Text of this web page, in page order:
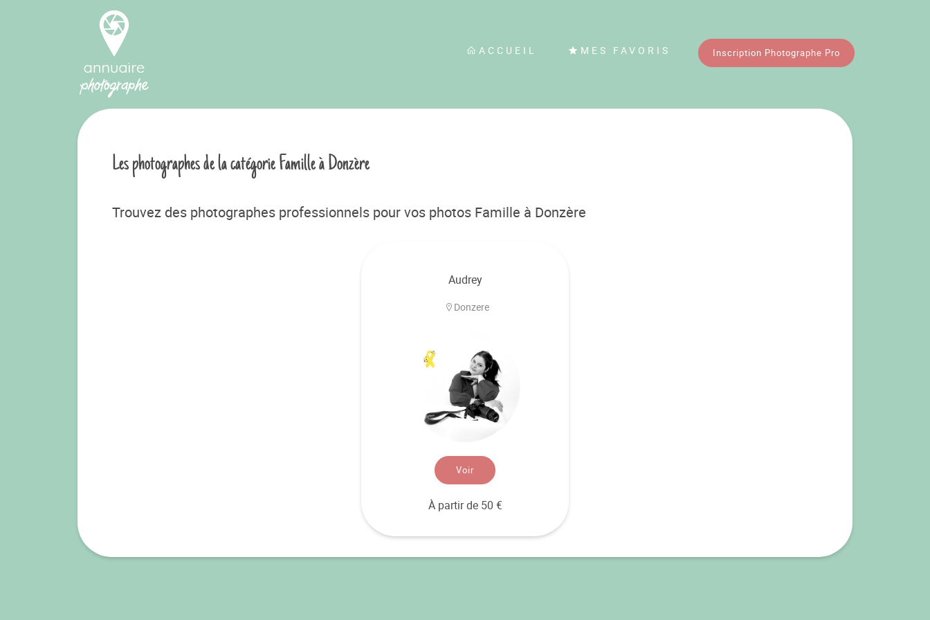
ACCUEIL MES FAVORIS Inscription Photographe Pro
Les photographes de la catégorie Famille à Donzère
Trouvez des photographes professionnels pour vos photos Famille à Donzère
Audrey
Donzere
Voir
À partir de 50 €